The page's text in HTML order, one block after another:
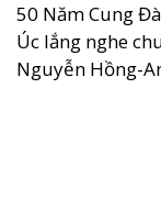
50 Năm Cung
Úc lắng nghe
Nguyễn Hồng-